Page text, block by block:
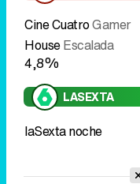
Cine CuatroGamer
HouseEscalada
4,8%
LASEXTA
laSexta noche